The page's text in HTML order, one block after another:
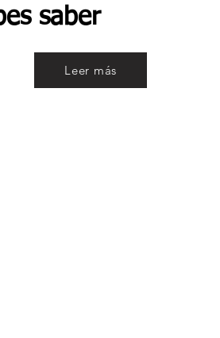
saber
Leer más